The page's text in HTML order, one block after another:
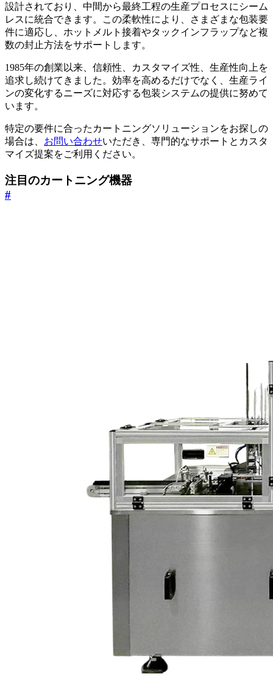
設計されており、中間から最終工程の生産プロセスにシーム
レスに統合できます。この柔軟性により、さまざまな包装要
件に適応し、ホットメルト接着やタックインフラップなど複
数の封止方法をサポートします。
1985年の創業以来、信頼性、カスタマイズ性、生産性向上を
追求し続けてきました。効率を高めるだけでなく、生産ライ
ンの変化するニーズに対応する包装システムの提供に努めて
います。
特定の要件に合ったカートニングソリューションをお探しの
場合は、 お問い合わせいただき、専門的なサポートとカスタ
マイズ提案をご利用ください。
注目のカートニング機器
#